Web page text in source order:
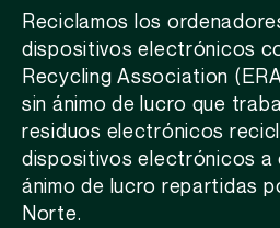
Reciclamos los
dispositivos electrónicos
Recycling Association
sin ánimo de lucro que
residuos electrónicos
dispositivos electrónicos a
ánimo de lucro repartidas
Norte.